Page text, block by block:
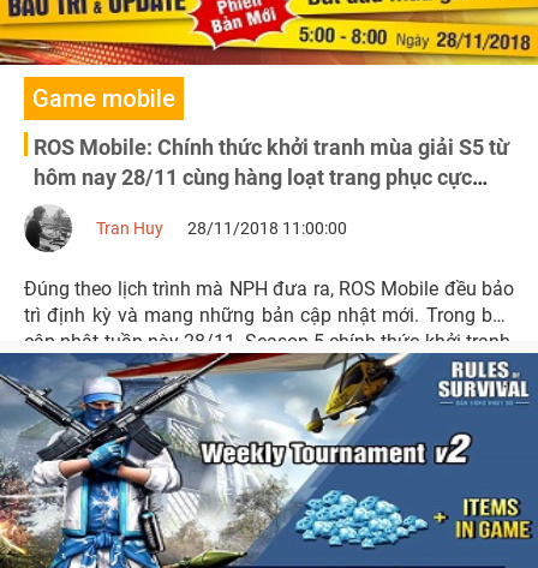
Game mobile
ROS Mobile: Chính thức khởi tranh mùa giải S5 từ
hôm nay 28/11 cùng hàng loạt trang phục cực
chất
Tran Huy 28/11/2018 11:00:00
Đúng theo lịch trình mà NPH đưa ra, ROS Mobile đều bảo
trì định kỳ và mang những bản cập nhật mới. Trong bản
cập nhật tuần này 28/11, Season 5 chính thức khởi tranh,
trao phần thưởng xếp hạng cùng hàng loạt các trang
phục mới cực chất.